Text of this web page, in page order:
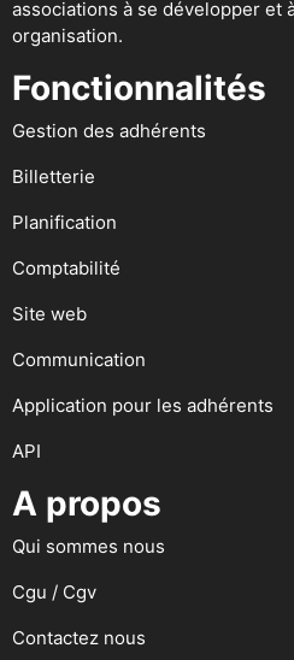
associations à se développer et
organisation.
Fonctionnalités
Gestion des adhérents
Billetterie
Planification
Comptabilité
Site web
Communication
Application pour les adhérents
API
A propos
Qui sommes nous
Cgu / Cgv
Contactez nous